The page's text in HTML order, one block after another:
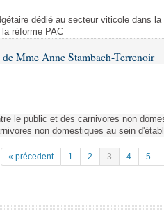
dédié au secteur viticole dans
réforme PAC
Mme Anne Stambach-Terrenoir
le public et des carnivores non
non domestiques au sein
« précedent 1 2 3 4 5